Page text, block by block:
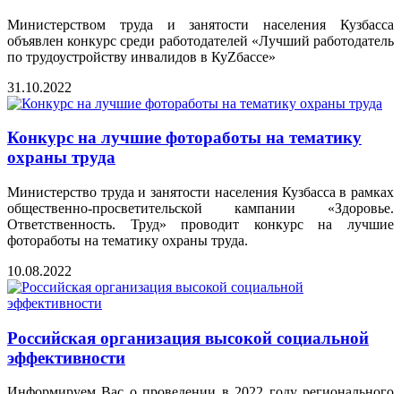
Министерством труда и занятости населения Кузбасса
объявлен конкурс среди работодателей «Лучший работодатель
по трудоустройству инвалидов в КуZбассе»
31.10.2022
Конкурс на лучшие фотоработы на тематику
охраны труда
Министерство труда и занятости населения Кузбасса в рамках
общественно-просветительской кампании «Здоровье.
Ответственность. Труд» проводит конкурс на лучшие
фотоработы на тематику охраны труда.
10.08.2022
Российская организация высокой социальной
эффективности